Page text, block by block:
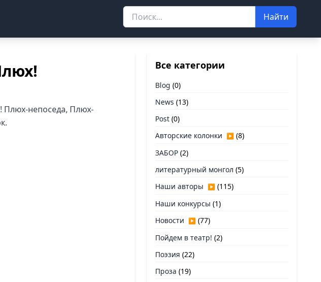
Найти
Плюх-непоседа, Плюх-
Все категории
Blog (0)
News (13)
Post (0)
Авторские колонки ▶ (8)
ЗАБОР (2)
литературный монгол (5)
Наши авторы ▶ (115)
Наши конкурсы (1)
Новости ▶ (77)
Пойдем в театр! (2)
Поэзия (22)
Проза (19)